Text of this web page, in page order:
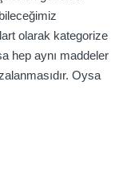
olarak kategorize
hep aynı maddeler
Oysa